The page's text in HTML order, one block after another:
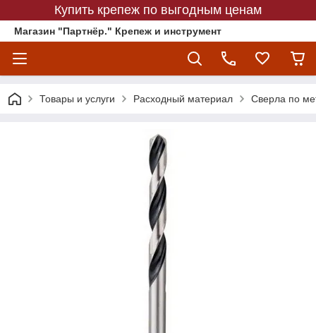
Купить крепеж по выгодным ценам
Магазин "Партнёр." Крепеж и инструмент
Товары и услуги Расходный материал Сверла по